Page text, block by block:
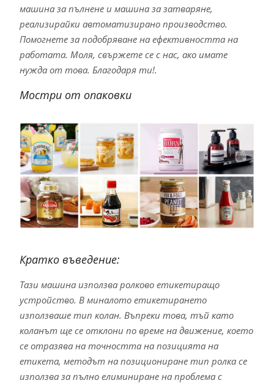
машина за пълнене и машина за затваряне,
реализирайки автоматизирано производство.
Помогнете за подобряване на ефективността на
работата. Моля, свържете се с нас, ако имате
нужда от това. Благодаря ти!.
Мостри от опаковки
Кратко въведение:
Тази машина използва ролково етикетиращо
устройство. В миналото етикетирането
използваше тип колан. Въпреки това, тъй като
коланът ще се отклони по време на движение, което
се отразява на точността на позицията на
етикета, методът на позициониране тип ролка се
използва за пълно елиминиране на проблема с